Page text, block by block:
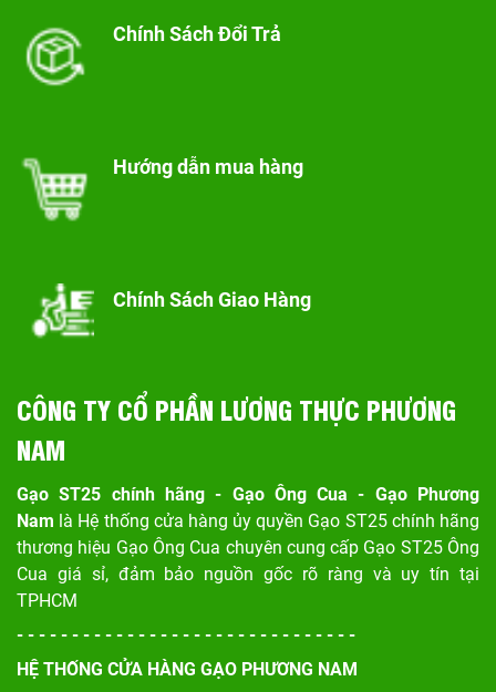
Chính Sách Đổi Trả
Hướng dẫn mua hàng
Chính Sách Giao Hàng
CÔNG TY CỔ PHẦN LƯƠNG THỰC PHƯƠNG
NAM
Gạo ST25 chính hãng - Gạo Ông Cua - Gạo Phương
Nam là Hệ thống cửa hàng ủy quyền Gạo ST25 chính hãng
thương hiệu Gạo Ông Cua chuyên cung cấp Gạo ST25 Ông
Cua giá sỉ, đảm bảo nguồn gốc rõ ràng và uy tín tại
TPHCM
- - - - - - - - - - - - - - - - - - - - - - - - - - - - - - -
HỆ THỐNG CỬA HÀNG GẠO PHƯƠNG NAM